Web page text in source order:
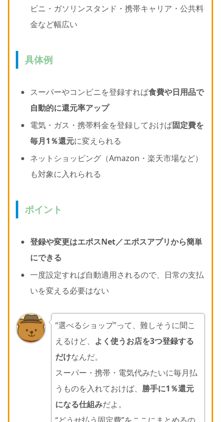
ビニ・ガソリンスタンド・携帯キャリア・公共料
金など幅広い
具体例
スーパーやコンビニを登録すれば食費や日用品で
自動的に還元率アップ
電気・ガス・携帯料金を登録しておけば固定費を
毎月1％還元に変えられる
ネットショッピング（Amazon・楽天市場など）
も対象に入れられる
ポイント
登録や変更はエポスNet／エポスアプリから簡単
にできる
一度設定すれば自動適用されるので、日常の支払
いを変える必要はない
“選べるショップ”って、難しそうに聞こ
えるけど、 よく使うお店を3つ登録する
だけなんだ。
スーパー・携帯・電気代みたいに毎月払
うものを入れておけば、 勝手に1％還元
になる仕組みだよ。